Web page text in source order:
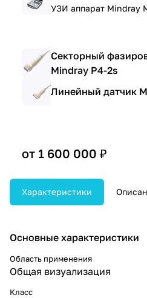
УЗИ аппарат Mindray
Секторный
Mindray P4-2s
Линейный датчик
от 1 600 000 ₽
Характеристики
Основные характеристики
Область применения
Общая визуализация
Класс